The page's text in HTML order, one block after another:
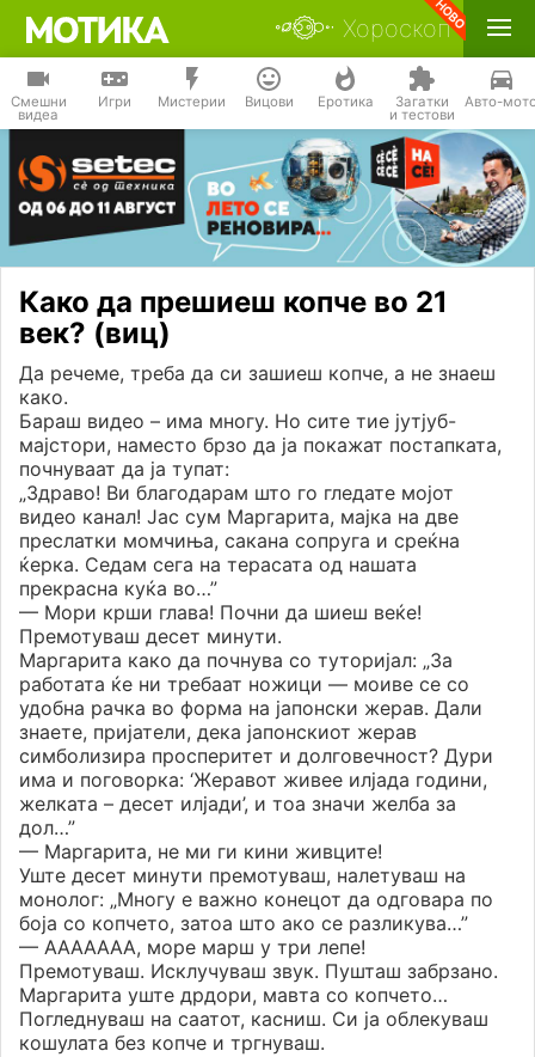
Хороскоп
Смешни
видеа
Игри Мистерии Вицови Еротика Загатки
и тестови
Авто-
Како да прешиеш копче во 21
век? (виц)
Да речеме, треба да си зашиеш копче, а не знаеш
како.
Бараш видео – има многу. Но сите тие јутјуб-
мајстори, наместо брзо да ја покажат постапката,
почнуваат да ја тупат:
„Здраво! Ви благодарам што го гледате мојот
видео канал! Јас сум Маргарита, мајка на две
преслатки момчиња, сакана сопруга и среќна
ќерка. Седам сега на терасата од нашата
прекрасна куќа во…”
— Мори крши глава! Почни да шиеш веќе!
Премотуваш десет минути.
Маргарита како да почнува со туторијал: „За
работата ќе ни требаат ножици — моиве се со
удобна рачка во форма на јапонски жерав. Дали
знаете, пријатели, дека јапонскиот жерав
симболизира просперитет и долговечност? Дури
има и поговорка: ‘Жеравот живее илјада години,
желката – десет илјади’, и тоа значи желба за
дол…”
— Маргарита, не ми ги кини живците!
Уште десет минути премотуваш, налетуваш на
монолог: „Многу е важно конецот да одговара по
боја со копчето, затоа што ако се разликува…”
— ААААААА, море марш у три лепе!
Премотуваш. Исклучуваш звук. Пушташ забрзано.
Маргарита уште дрдори, мавта со копчето…
Погледнуваш на саатот, касниш. Си ја облекуваш
кошулата без копче и тргнуваш.